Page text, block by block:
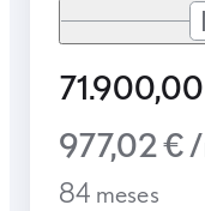
977,02 €
84 meses